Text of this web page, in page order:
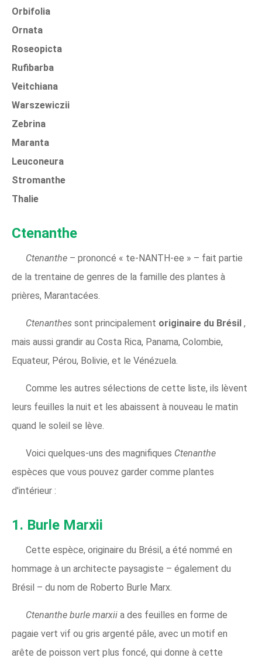
Orbifolia
Ornata
Roseopicta
Rufibarba
Veitchiana
Warszewiczii
Zebrina
Maranta
Leuconeura
Stromanthe
Thalie
Ctenanthe
Ctenanthe – prononcé « te-NANTH-ee » – fait partie
de la trentaine de genres de la famille des plantes à
prières, Marantacées.
Ctenanthes sont principalement originaire du Brésil ,
mais aussi grandir au Costa Rica, Panama, Colombie,
Equateur, Pérou, Bolivie, et le Vénézuela.
Comme les autres sélections de cette liste, ils lèvent
leurs feuilles la nuit et les abaissent à nouveau le matin
quand le soleil se lève.
Voici quelques-uns des magnifiques Ctenanthe
espèces que vous pouvez garder comme plantes
d'intérieur :
1. Burle Marxii
Cette espèce, originaire du Brésil, a été nommé en
hommage à un architecte paysagiste – également du
Brésil – du nom de Roberto Burle Marx.
Ctenanthe burle marxii a des feuilles en forme de
pagaie vert vif ou gris argenté pâle, avec un motif en
arête de poisson vert plus foncé, qui donne à cette